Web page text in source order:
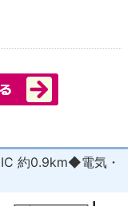
約0.9km◆電気・